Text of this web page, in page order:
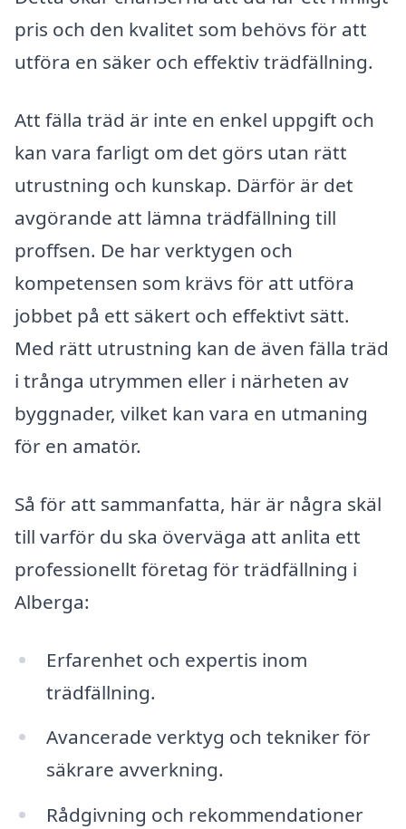
pris och den kvalitet som behövs för att
utföra en säker och effektiv trädfällning.
Att fälla träd är inte en enkel uppgift och
kan vara farligt om det görs utan rätt
utrustning och kunskap. Därför är det
avgörande att lämna trädfällning till
proffsen. De har verktygen och
kompetensen som krävs för att utföra
jobbet på ett säkert och effektivt sätt.
Med rätt utrustning kan de även fälla träd
i trånga utrymmen eller i närheten av
byggnader, vilket kan vara en utmaning
för en amatör.
Så för att sammanfatta, här är några skäl
till varför du ska överväga att anlita ett
professionellt företag för trädfällning i
Alberga:
Erfarenhet och expertis inom
trädfällning.
Avancerade verktyg och tekniker för
säkrare avverkning.
Rådgivning och rekommendationer